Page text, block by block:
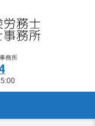
務所